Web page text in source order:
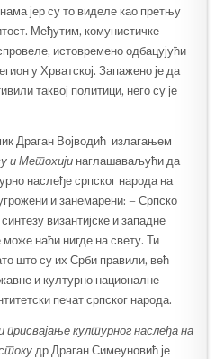
јер су то виделе као претњу
Међутим, комунистичке
истовремено одбацујући
у Хрватској. Запажено је да
таквој политици, него су је
Драган Војводић излагањем
и Метохији наглашаваљући да
наслеђе српског народа на
и занемарени: – Српско
византијске и западне
наћи нигде на свету. Ти
што су их Срби правили, већ
и културно националне
печат српског народа.
присвајање културног наслеђа на
др Драган Симеуновић је